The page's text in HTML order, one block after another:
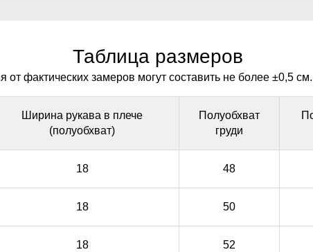
Таблица размеров
от фактических замеров могут составить не более ±0,5
Ширина рукава в плече
(полуобхват)
Полуобхват
груди
18 48
18 50
18 52